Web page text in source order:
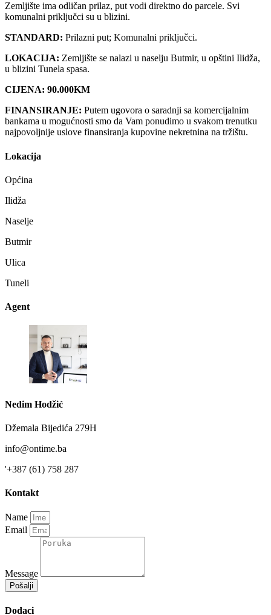
Zemljište ima odličan prilaz, put vodi direktno do parcele. Svi
komunalni priključci su u blizini.
STANDARD: Prilazni put; Komunalni priključci.
LOKACIJA: Zemljište se nalazi u naselju Butmir, u opštini Ilidža,
u blizini Tunela spasa.
CIJENA: 90.000KM
FINANSIRANJE: Putem ugovora o saradnji sa komercijalnim
bankama u mogućnosti smo da Vam ponudimo u svakom trenutku
najpovoljnije uslove finansiranja kupovine nekretnina na tržištu.
Lokacija
Općina
Ilidža
Naselje
Butmir
Ulica
Tuneli
Agent
Nedim Hodžić
Džemala Bijedića 279H
info@ontime.ba
'+387 (61) 758 287
Kontakt
Name
Email
Message
Pošalji
Dodaci